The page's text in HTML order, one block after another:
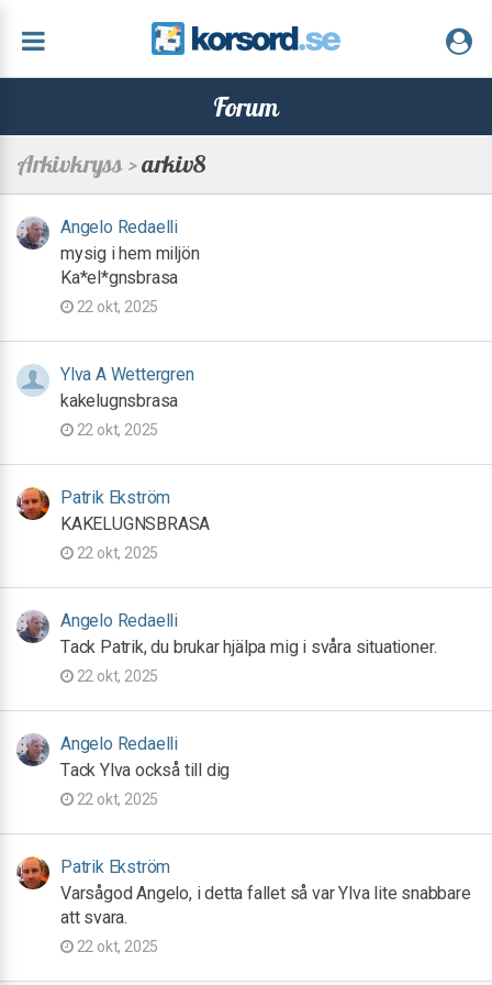
Forum
Arkivkryss >arkiv8
Angelo Redaelli
mysig i hem miljön
Ka*el*gnsbrasa
22 okt, 2025
Ylva A Wettergren
kakelugnsbrasa
22 okt, 2025
Patrik Ekström
KAKELUGNSBRASA
22 okt, 2025
Angelo Redaelli
Tack Patrik, du brukar hjälpa mig i svåra situationer.
22 okt, 2025
Angelo Redaelli
Tack Ylva också till dig
22 okt, 2025
Patrik Ekström
Varsågod Angelo, i detta fallet så var Ylva lite snabbare
att svara.
22 okt, 2025